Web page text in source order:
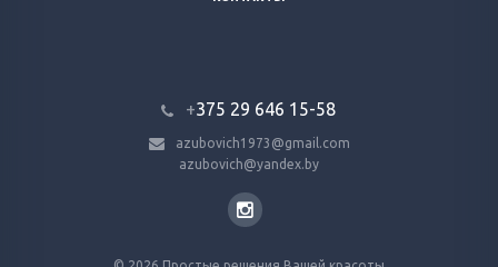
+375 29 646 15-58
azubovich1973@gmail.com
azubovich@yandex.by